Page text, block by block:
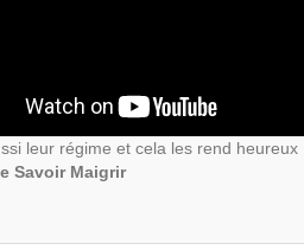
leur régime et cela les rend heureux
Savoir Maigrir